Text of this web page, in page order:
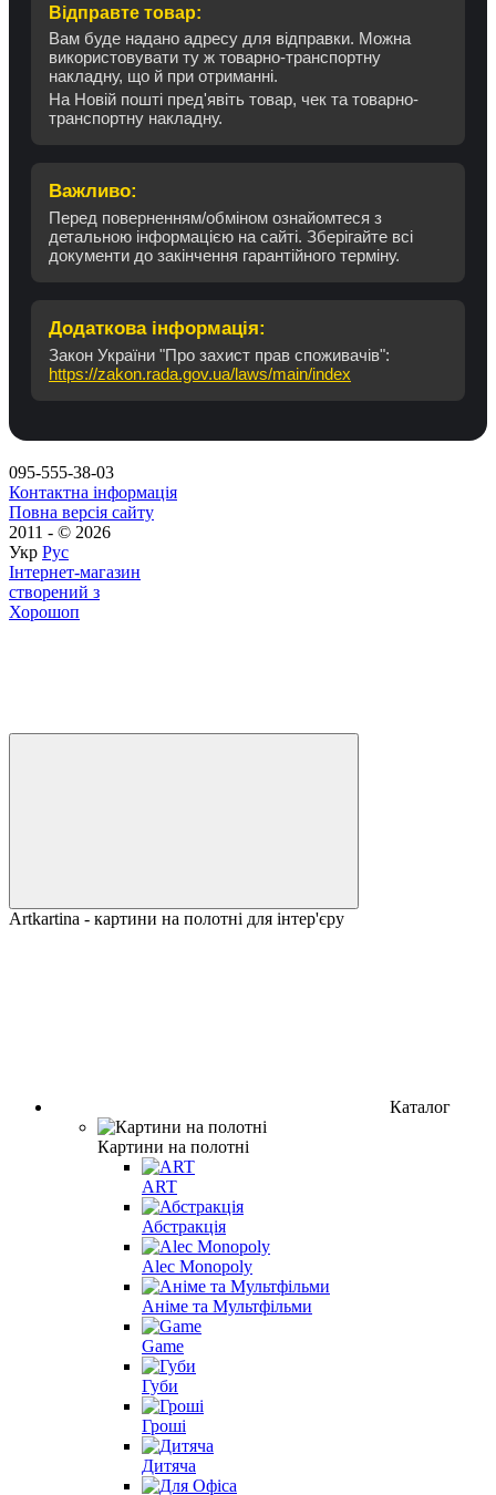
Відправте товар:
Вам буде надано адресу для відправки. Можна
використовувати ту ж товарно-транспортну
накладну, що й при отриманні.
На Новій пошті пред'явіть товар, чек та товарно-
транспортну накладну.
Важливо:
Перед поверненням/обміном ознайомтеся з
детальною інформацією на сайті. Зберігайте всі
документи до закінчення гарантійного терміну.
Додаткова інформація:
Закон України "Про захист прав споживачів":
https://zakon.rada.gov.ua/laws/main/index
095-555-38-03
Контактна інформація
Повна версія сайту
2011 - © 2026
Укр Рус
Інтернет-магазин
створений з
Хорошоп
Artkartina - картини на полотні для інтер'єру
Каталог
Картини на полотні
ART
Абстракція
Alec Monopoly
Аніме та Мультфільми
Game
Губи
Гроші
Дитяча